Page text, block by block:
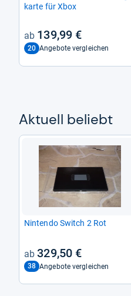
karte für Xbox
139,99 €
20 Angebote vergleichen
Aktu­ell beliebt
Nin­tendo Switch 2 Rot
329,50 €
38 Angebote vergleichen